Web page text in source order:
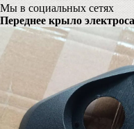
Мы в социальных сетях
Переднее крыло